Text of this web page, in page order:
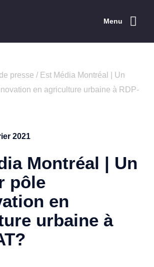
Menu
presse / Est Média Montréal | Un
en agriculture urbaine à RDP-
2021
Montréal | Un
pôle
en
urbaine à